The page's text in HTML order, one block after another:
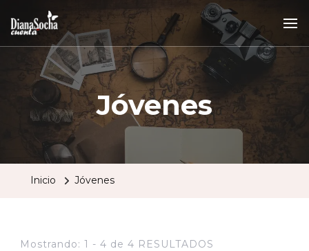
Jóvenes
Inicio Jóvenes
Mostrando: 1 - 4 de 4 RESULTADOS